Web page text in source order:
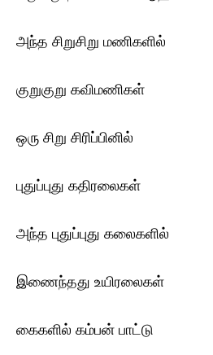
அந்த சிறுசிறு மணிகளில்
குறுகுறு கவிமணிகள்
ஒரு சிறு சிரிப்பினில்
புதுப்புது கதிரலைகள்
அந்த புதுப்புது கலைகளில்
இணைந்தது உயிரலைகள்
கைகளில் கம்பன் பாட்டு